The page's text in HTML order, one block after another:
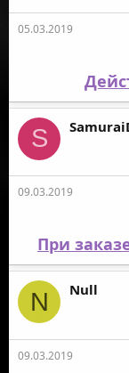
05.03.2019
S
09.03.2019
При
N Null
09.03.2019